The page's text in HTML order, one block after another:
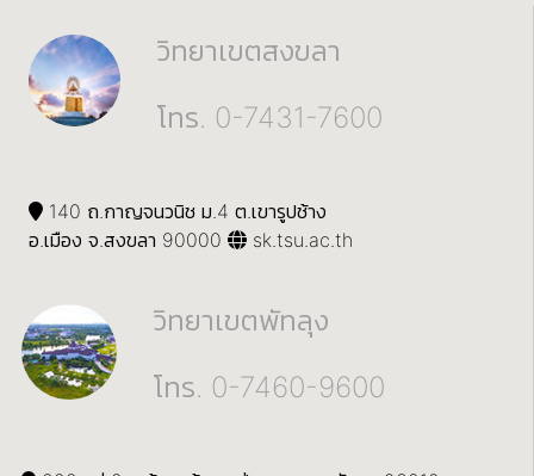
วิทยาเขตสงขลา
โทร. 0-7431-7600
140 ถ.กาญจนวนิช ม.4 ต.เขารูปช้าง
อ.เมือง จ.สงขลา 90000
sk.tsu.ac.th
วิทยาเขตพัทลุง
โทร. 0-7460-9600